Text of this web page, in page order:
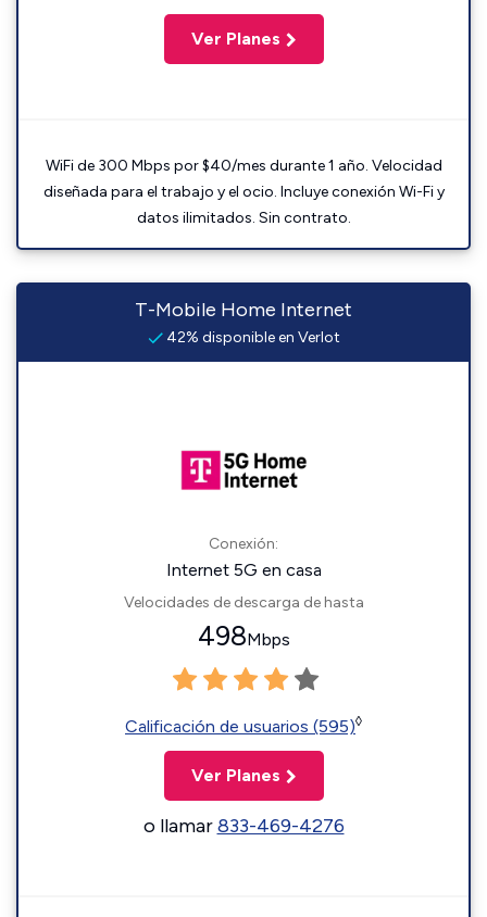
Ver Planes
WiFi de 300 Mbps por $40/mes durante 1 año. Velocidad
diseñada para el trabajo y el ocio. Incluye conexión Wi-Fi y
datos ilimitados. Sin contrato.
T-Mobile Home Internet
42% disponible en Verlot
Conexión:
Internet 5G en casa
Velocidades de descarga de hasta
498Mbps
Calificación de usuarios (595)◊
Ver Planes
o llamar833-469-4276